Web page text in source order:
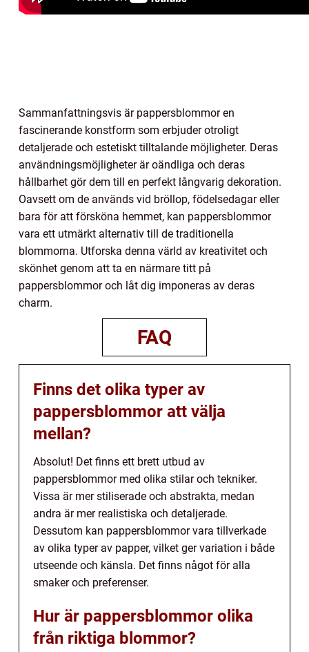
Sammanfattningsvis är pappersblommor en
fascinerande konstform som erbjuder otroligt
detaljerade och estetiskt tilltalande möjligheter. Deras
användningsmöjligheter är oändliga och deras
hållbarhet gör dem till en perfekt långvarig dekoration.
Oavsett om de används vid bröllop, födelsedagar eller
bara för att försköna hemmet, kan pappersblommor
vara ett utmärkt alternativ till de traditionella
blommorna. Utforska denna värld av kreativitet och
skönhet genom att ta en närmare titt på
pappersblommor och låt dig imponeras av deras
charm.
FAQ
Finns det olika typer av
pappersblommor att välja
mellan?
Absolut! Det finns ett brett utbud av
pappersblommor med olika stilar och tekniker.
Vissa är mer stiliserade och abstrakta, medan
andra är mer realistiska och detaljerade.
Dessutom kan pappersblommor vara tillverkade
av olika typer av papper, vilket ger variation i både
utseende och känsla. Det finns något för alla
smaker och preferenser.
Hur är pappersblommor olika
från riktiga blommor?